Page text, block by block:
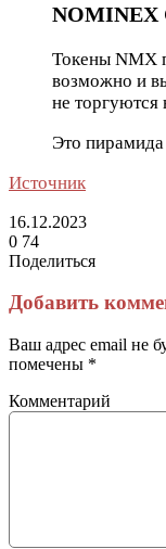
Токены NMX
возможно и
не торгуются
Это пирамида
Источник
16.12.2023
0 74
Поделиться
через
электронную
почту
Добавить
Ваш адрес email не
помечены *
Комментарий